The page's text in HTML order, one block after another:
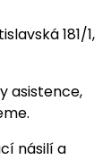
181/1,
asistence,
násilí a